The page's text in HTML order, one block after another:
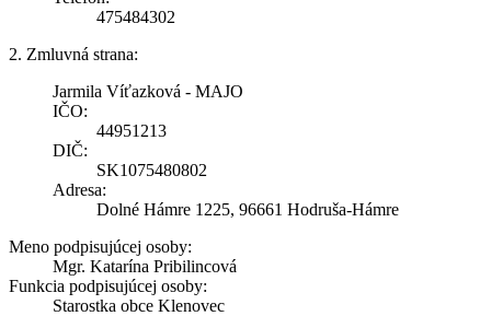
475484302
2. Zmluvná strana:
Jarmila Víťazková - MAJO
IČO:
44951213
DIČ:
SK1075480802
Adresa:
Dolné Hámre 1225, 96661 Hodruša-Hámre
Meno podpisujúcej osoby:
Mgr. Katarína Pribilincová
Funkcia podpisujúcej osoby:
Starostka obce Klenovec